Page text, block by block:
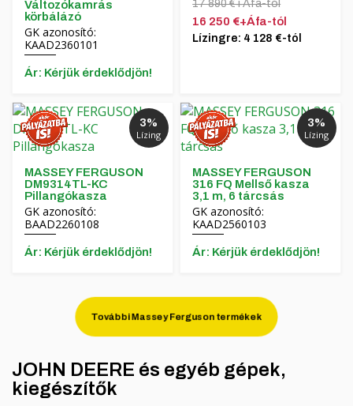
Változókamrás
körbálázó
GK azonosító:
KAAD2360101
Ár: Kérjük érdeklődjön!
17 890 €+Áfa-tól
16 250 €+Áfa-tól
Lízingre: 4 128 €-tól
3%
Lízing
MASSEY FERGUSON
DM9314TL-KC
Pillangókasza
GK azonosító:
BAAD2260108
Ár: Kérjük érdeklődjön!
3%
Lízing
MASSEY FERGUSON
316 FQ Mellső kasza
3,1 m, 6 tárcsás
GK azonosító:
KAAD2560103
Ár: Kérjük érdeklődjön!
További Massey Ferguson termékek
JOHN DEERE és egyéb gépek,
kiegészítők